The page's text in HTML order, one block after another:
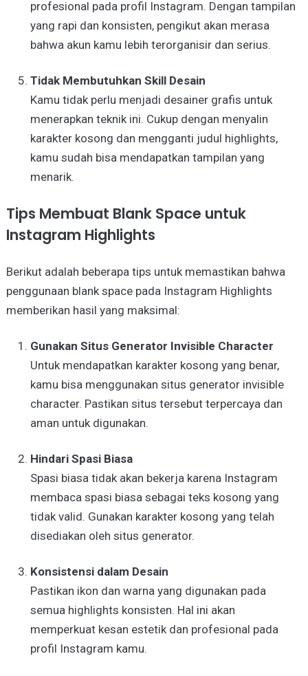
profesional pada profil Instagram. Dengan tampilan
yang rapi dan konsisten, pengikut akan merasa
bahwa akun kamu lebih terorganisir dan serius.
Tidak Membutuhkan Skill Desain
Kamu tidak perlu menjadi desainer grafis untuk
menerapkan teknik ini. Cukup dengan menyalin
karakter kosong dan mengganti judul highlights,
kamu sudah bisa mendapatkan tampilan yang
menarik.
Tips Membuat Blank Space untuk
Instagram Highlights
Berikut adalah beberapa tips untuk memastikan bahwa
penggunaan blank space pada Instagram Highlights
memberikan hasil yang maksimal:
Gunakan Situs Generator Invisible Character
Untuk mendapatkan karakter kosong yang benar,
kamu bisa menggunakan situs generator invisible
character. Pastikan situs tersebut terpercaya dan
aman untuk digunakan.
Hindari Spasi Biasa
Spasi biasa tidak akan bekerja karena Instagram
membaca spasi biasa sebagai teks kosong yang
tidak valid. Gunakan karakter kosong yang telah
disediakan oleh situs generator.
Konsistensi dalam Desain
Pastikan ikon dan warna yang digunakan pada
semua highlights konsisten. Hal ini akan
memperkuat kesan estetik dan profesional pada
profil Instagram kamu.